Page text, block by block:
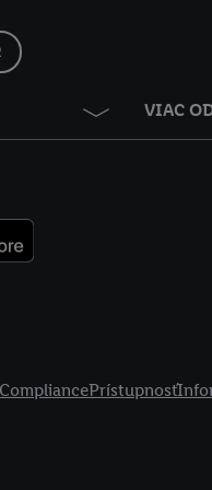
VIAC
CompliancePrístupnosť